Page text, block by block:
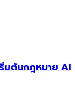
มต้นกฎหมาย AI